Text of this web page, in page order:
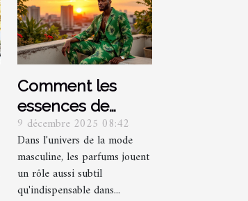
Comment les
essences de
parfum vertes
influencent-elles
la mode
masculine ?
9 décembre 2025 08:42
Dans l'univers de la mode
masculine, les parfums jouent
un rôle aussi subtil
qu'indispensable dans...